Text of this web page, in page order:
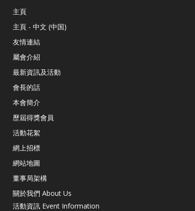
主頁
主頁 - 中文 (中国)
友情連結
屬會介紹
最新資訊及活動
會長的話
本會簡介
歷屆得獎會員
活動花絮
網上招標
網站地圖
董事局架構
關於我們 About Us
活動資訊 Event Information